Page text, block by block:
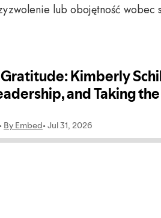
lub obojętność wobec